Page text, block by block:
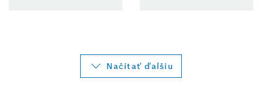
Načítať ďalšiu